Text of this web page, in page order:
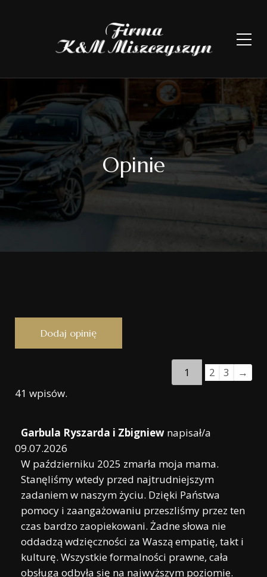
Opinie
1 2 3
→
41 wpisów.
Garbula Ryszarda i Zbigniew napisał/a
09.07.2026
W październiku 2025 zmarła moja mama.
Stanęliśmy wtedy przed najtrudniejszym
zadaniem w naszym życiu. Dzięki Państwa
pomocy i zaangażowaniu przeszliśmy przez ten
czas bardzo zaopiekowani. Żadne słowa nie
oddadzą wdzięczności za Waszą empatię, takt i
kulturę. Wszystkie formalności prawne, cała
obsługa odbyła się na najwyższym poziomie.